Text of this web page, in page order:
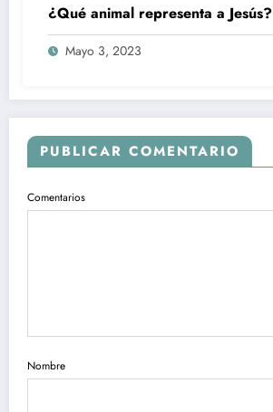
¿Qué animal representa a Jesús?
Mayo 3, 2023
PUBLICAR COMENTARIO
Comentarios
Nombre